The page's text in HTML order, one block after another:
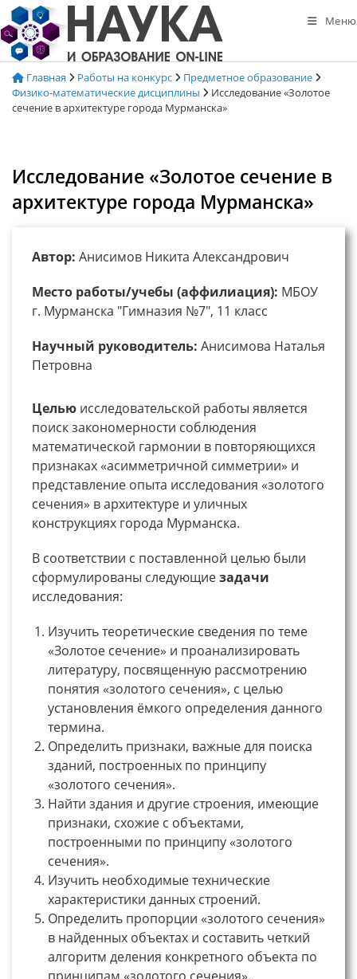
Перейти
к
содержимому
Меню
Главная Работы на конкурс
Предметное образование
Физико-математические дисциплины
Исследование «Золотое
сечение в архитектуре города Мурманска»
Исследование «Золотое сечение в
архитектуре города Мурманска»
Автор: Анисимов Никита Александрович
Место работы/учебы (аффилиация): МБОУ
г. Мурманска "Гимназия №7", 11 класс
Научный руководитель: Анисимова Наталья
Петровна
Целью исследовательской работы является
поиск закономерности соблюдения
математической гармонии в повторяющихся
признаках «асимметричной симметрии» и
представление опыта исследования «золотого
сечения» в архитектуре и уличных
конструкциях города Мурманска.
В соответствии с поставленной целью были
сформулированы следующиезадачи
исследования:
Изучить теоретические сведения по теме
«Золотое сечение» и проанализировать
литературу, посвященную рассмотрению
понятия «золотого сечения», с целью
установления ёмкого определения данного
термина.
Определить признаки, важные для поиска
зданий, построенных по принципу
«золотого сечения».
Найти здания и другие строения, имеющие
признаки, схожие с объектами,
построенными по принципу «золотого
сечения».
Изучить необходимые технические
характеристики данных строений.
Определить пропорции «золотого сечения»
в найденных объектах и составить четкий
алгоритм деления конкретного объекта по